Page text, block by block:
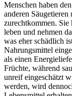
Menschen haben
anderen
zurechtkommen.
leben und nehmen
was eher schädlich
Nahrungsmittel
als einen
Früchte, während
unreif eingeschätzt
werden, wird